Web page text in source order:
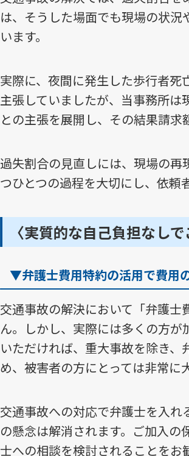
は、そうした場面でも現場の状
います。
実際に、夜間に発生した歩行者
主張していましたが、当事務所
との主張を展開し、その結果請求
過失割合の見直しには、現場の
つひとつの過程を大切にし、依頼
〈実質的な自己負担なし
▼弁護士費用特約の活用で費用
交通事故の解決において「弁護
ん。しかし、実際には多くの方
いただければ、重大事故を除き
め、被害者の方にとっては非常に
交通事故への対応で弁護士を入
の懸念は解消されます。ご加入
士への相談を検討されることをお